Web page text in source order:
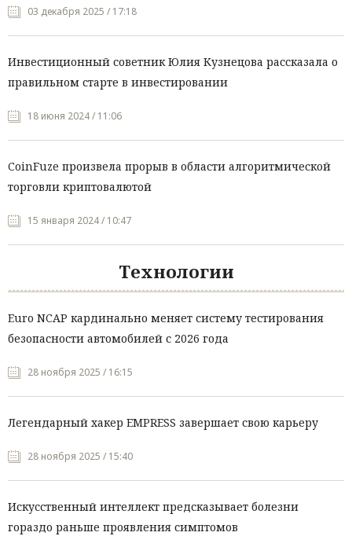
03 декабря 2025 / 17:18
Инвестиционный советник Юлия Кузнецова рассказала о
правильном старте в инвестировании
18 июня 2024 / 11:06
CoinFuze произвела прорыв в области алгоритмической
торговли криптовалютой
15 января 2024 / 10:47
Технологии
Euro NCAP кардинально меняет систему тестирования
безопасности автомобилей с 2026 года
28 ноября 2025 / 16:15
Легендарный хакер EMPRESS завершает свою карьеру
28 ноября 2025 / 15:40
Искусственный интеллект предсказывает болезни
гораздо раньше проявления симптомов